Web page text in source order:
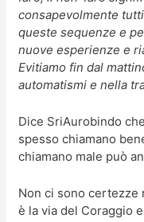
consapevolmente
queste sequenze e
nuove esperienze e
Evitiamo fin dal
automatismi e nella
Dice SriAurobindo
spesso chiamano
chiamano male può
Non ci sono certezze
è la via del Coraggio